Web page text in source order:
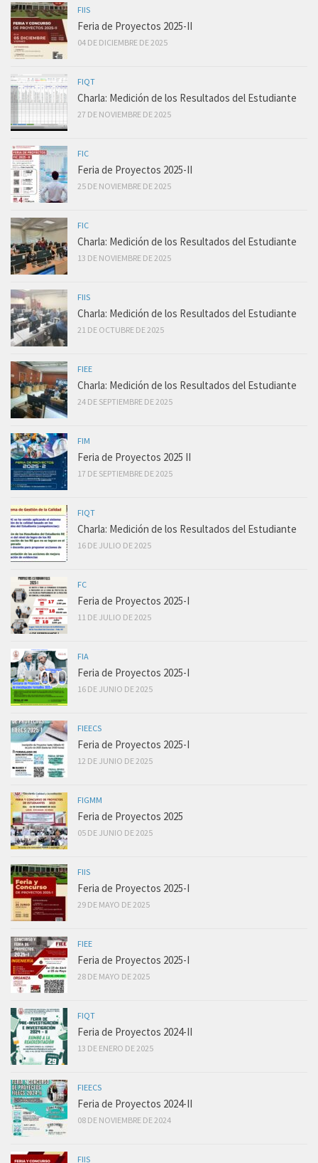
FIIS
Feria de Proyectos 2025-II
04 DE DICIEMBRE DE 2025
FIQT
Charla: Medición de los Resultados del Estudiante
27 DE NOVIEMBRE DE 2025
FIC
Feria de Proyectos 2025-II
25 DE NOVIEMBRE DE 2025
FIC
Charla: Medición de los Resultados del Estudiante
13 DE NOVIEMBRE DE 2025
FIIS
Charla: Medición de los Resultados del Estudiante
21 DE OCTUBRE DE 2025
FIEE
Charla: Medición de los Resultados del Estudiante
24 DE SEPTIEMBRE DE 2025
FIM
Feria de Proyectos 2025 II
17 DE SEPTIEMBRE DE 2025
FIQT
Charla: Medición de los Resultados del Estudiante
16 DE JULIO DE 2025
FC
Feria de Proyectos 2025-I
11 DE JULIO DE 2025
FIA
Feria de Proyectos 2025-I
16 DE JUNIO DE 2025
FIEECS
Feria de Proyectos 2025-I
12 DE JUNIO DE 2025
FIGMM
Feria de Proyectos 2025
05 DE JUNIO DE 2025
FIIS
Feria de Proyectos 2025-I
29 DE MAYO DE 2025
FIEE
Feria de Proyectos 2025-I
28 DE MAYO DE 2025
FIQT
Feria de Proyectos 2024-II
13 DE ENERO DE 2025
FIEECS
Feria de Proyectos 2024-II
08 DE NOVIEMBRE DE 2024
FIIS